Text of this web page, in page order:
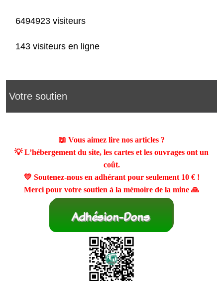
6494923 visiteurs
143 visiteurs en ligne
Votre soutien
📖 Vous aimez lire nos articles ?
💡 L’hébergement du site, les cartes et les ouvrages ont un
coût.
💛 Soutenez-nous en adhérant pour seulement 10 €!
Merci pour votre soutien à la mémoire de la mine 🙏